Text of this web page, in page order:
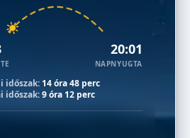
20:01
NAPNYUGTA
időszak: 14 óra 48 perc
időszak:9 óra 12 perc